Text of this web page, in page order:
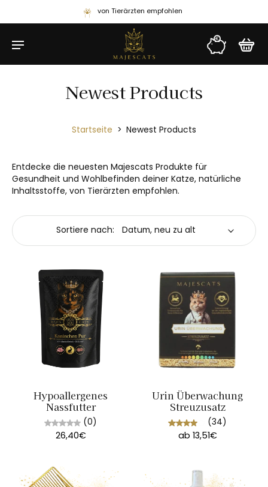
von Tierärzten empfohlen
Newest Products
Startseite > Newest Products
Entdecke die neuesten Majescats Produkte für
Gesundheit und Wohlbefinden deiner Katze, natürliche
Inhaltsstoffe, von Tierärzten empfohlen.
Sortiere nach:
Hypoallergenes
Nassfutter
(0)
26,40€
Urin Überwachung
Streuzusatz
(34)
ab 13,51€